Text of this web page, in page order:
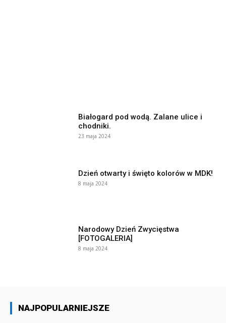
Białogard pod wodą. Zalane ulice i
chodniki.
23 maja 2024
Dzień otwarty i święto kolorów w MDK!
8 maja 2024
Narodowy Dzień Zwycięstwa
[FOTOGALERIA]
8 maja 2024
NAJPOPULARNIEJSZE